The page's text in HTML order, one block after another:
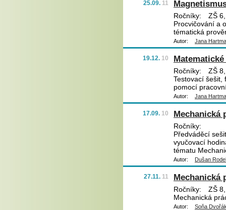
25.09. 11
Ročníky:
ZŠ 6,
Procvičování a
tématická
Autor: Jana
19.12. 10
Ročníky:
ZŠ
Testovací šešit,
pomocí
Autor: Jana
17.09. 10 Mechanická
Ročníky:
Předváděcí
vyučovací
tématu
Autor: Dušan
27.11. 11 Mechanická
Ročníky:
ZŠ 8,
Mechanická
Autor: Soňa